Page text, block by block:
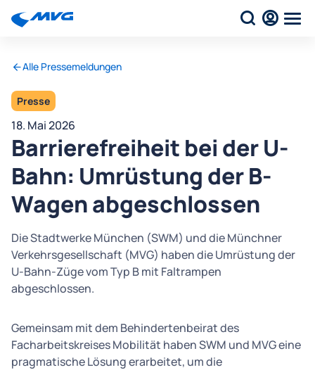
Alle Pressemeldungen
Presse
18. Mai 2026
Barrierefreiheit bei der U-
Bahn: Umrüstung der B-
Wagen abgeschlossen
Die Stadtwerke München (SWM) und die Münchner
Verkehrsgesellschaft (MVG) haben die Umrüstung der
U-Bahn-Züge vom Typ B mit Faltrampen
abgeschlossen.
Gemeinsam mit dem Behindertenbeirat des
Facharbeitskreises Mobilität haben SWM und MVG eine
pragmatische Lösung erarbeitet, um die